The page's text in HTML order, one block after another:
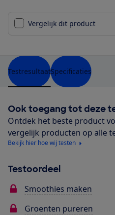
Vergelijk dit product
TestresultaatSpecificaties
Ook toegang tot deze
Ontdek het beste product
vergelijk producten op alle
Bekijk hier hoe wij testen
Testoordeel
Smoothies maken
Groenten pureren